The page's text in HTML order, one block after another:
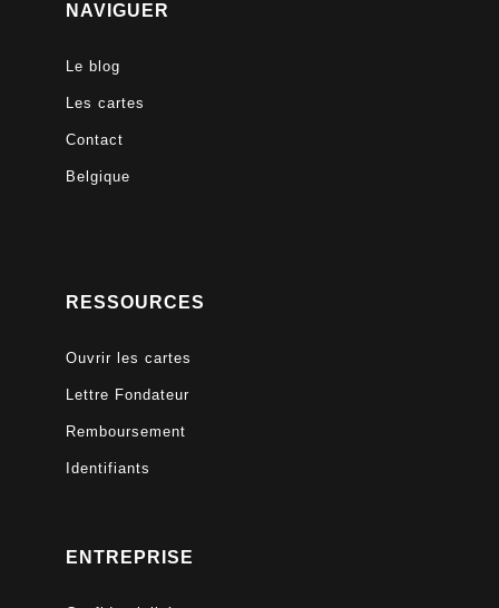
NAVIGUER
Le blog
Les cartes
Contact
Belgique
RESSOURCES
Ouvrir les cartes
Lettre Fondateur
Remboursement
Identifiants
ENTREPRISE